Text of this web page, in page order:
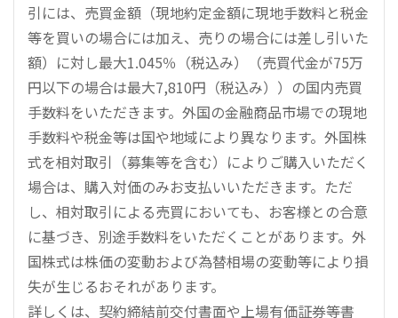
引には、売買金額（現地約定金額に現地手数料と税金
等を買いの場合には加え、売りの場合には差し引いた
額）に対し最大1.045％（税込み）（売買代金が75万
円以下の場合は最大7,810円（税込み））の国内売買
手数料をいただきます。外国の金融商品市場での現地
手数料や税金等は国や地域により異なります。外国株
式を相対取引（募集等を含む）によりご購入いただく
場合は、購入対価のみお支払いいただきます。ただ
し、相対取引による売買においても、お客様との合意
に基づき、別途手数料をいただくことがあります。外
国株式は株価の変動および為替相場の変動等により損
失が生じるおそれがあります。
詳しくは、契約締結前交付書面や上場有価証券等書